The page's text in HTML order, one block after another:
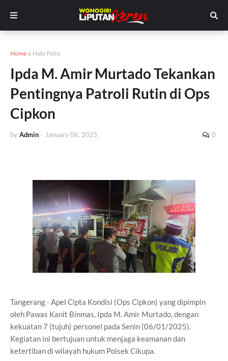
Home Halo Polisi
Ipda M. Amir Murtado Tekankan
Pentingnya Patroli Rutin di Ops
Cipkon
by Admin - January 06, 2025 0
Tangerang - Apel Cipta Kondisi (Ops Cipkon) yang dipimpin
oleh Pawas Kanit Binmas, Ipda M. Amir Murtado, dengan
kekuatan 7 (tujuh) personel pada Senin (06/01/2025).
Kegiatan ini bertujuan untuk menjaga keamanan dan
ketertiban di wilayah hukum Polsek Cikupa.